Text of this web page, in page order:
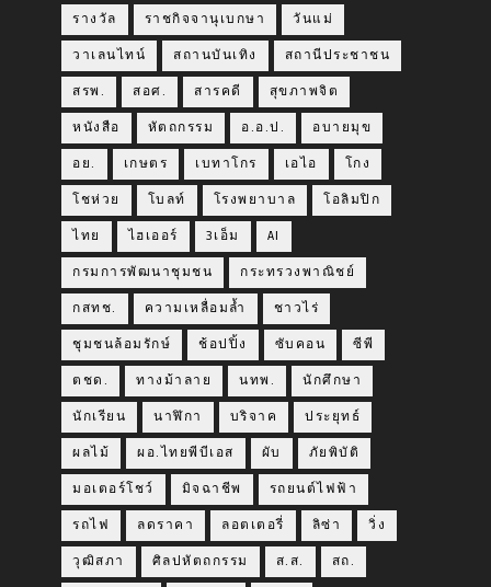
รางวัล ราชกิจจานุเบกษา วันแม่
วาเลนไทน์ สถานบันเทิง สถานีประชาชน
สรพ. สอศ. สารคดี สุขภาพจิต
หนังสือ หัตถกรรม อ.อ.ป. อบายมุข
อย. เกษตร เบทาโกร เอไอ โกง
โชห่วย โบลท์ โรงพยาบาล โอลิมปิก
ไทย ไฮเออร์ 3เอ็ม AI
กรมการพัฒนาชุมชน กระทรวงพาณิชย์
กสทช. ความเหลื่อมล้ำ ชาวไร่
ชุมชนล้อมรักษ์ ช้อปปิ้ง ซับคอน ซีพี
ตชด. ทางม้าลาย นทพ. นักศึกษา
นักเรียน นาฬิกา บริจาค ประยุทธ์
ผลไม้ ผอ.ไทยพีบีเอส ผับ ภัยพิบัติ
มอเตอร์โชว์ มิจฉาชีพ รถยนต์ไฟฟ้า
รถไฟ ลดราคา ลอตเตอรี่ ลิซ่า วิ่ง
วุฒิสภา ศิลปหัตถกรรม ส.ส. สถ.